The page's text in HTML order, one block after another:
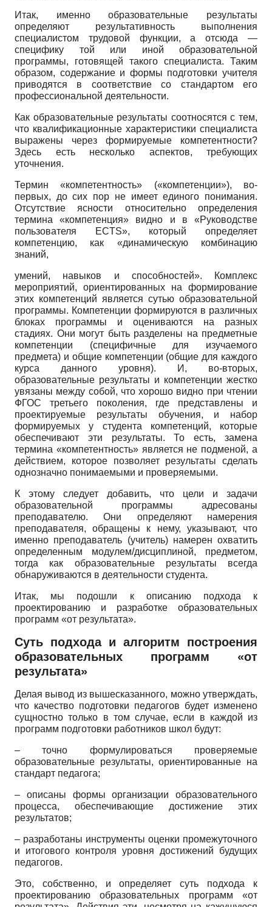
Итак, именно образовательные результаты
определяют результативность выполнения
специалистом трудовой функции, а отсюда —
специфику той или иной образовательной
программы, готовящей такого специалиста. Таким
образом, содержание и формы подготовки учителя
приводятся в соответствие со стандартом его
профессиональной деятельности.
Как образовательные результаты соотносятся с тем,
что квалификационные характеристики специалиста
выражены через формируемые компетентности?
Здесь есть несколько аспектов, требующих
уточнения.
Термин «компетентность» («компетенции»), во-
первых, до сих пор не имеет единого понимания.
Отсутствие ясности относительно определения
термина «компетенция» видно и в «Руководстве
пользователя ECTS», который определяет
компетенцию, как «динамическую комбинацию
знаний,
умений, навыков и способностей». Комплекс
мероприятий, ориентированных на формирование
этих компетенций является сутью образовательной
программы. Компетенции формируются в различных
блоках программы и оцениваются на разных
стадиях. Они могут быть разделены на предметные
компетенции (специфичные для изучаемого
предмета) и общие компетенции (общие для каждого
курса данного уровня). И, во-вторых,
образовательные результаты и компетенции жестко
увязаны между собой, что хорошо видно при чтении
ФГОС третьего поколения, где представлены и
проектируемые результаты обучения, и набор
формируемых у студента компетенций, которые
обеспечивают эти результаты. То есть, замена
термина «компетентность» является не подменой, а
действием, которое позволяет результаты сделать
однозначно понимаемыми и проверяемыми.
К этому следует добавить, что цели и задачи
образовательной программы адресованы
преподавателю. Они определяют намерения
преподавателя, обращены к нему, указывают, что
именно преподаватель (учитель) намерен охватить
определенным модулем/дисциплиной, предметом,
тогда как образовательные результаты всегда
обнаруживаются в деятельности студента.
Итак, мы подошли к описанию подхода к
проектированию и разработке образовательных
программ «от результата».
Суть подхода и алгоритм построения
образовательных программ «от
результата»
Делая вывод из вышесказанного, можно утверждать,
что качество подготовки педагогов будет изменено
сущностно только в том случае, если в каждой из
программ подготовки работников школ будут:
– точно формулироваться проверяемые
образовательные результаты, ориентированные на
стандарт педагога;
– описаны формы организации образовательного
процесса, обеспечивающие достижение этих
результатов;
– разработаны инструменты оценки промежуточного
и итогового контроля уровня достижений будущих
педагогов.
Это, собственно, и определяет суть подхода к
проектированию образовательных программ «от